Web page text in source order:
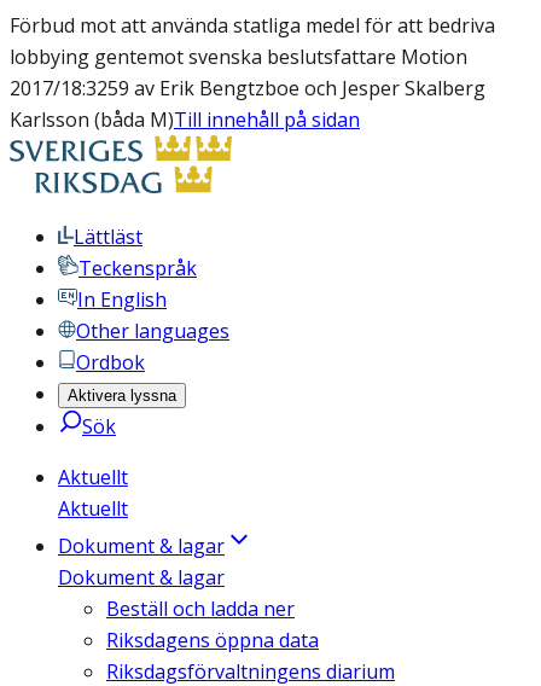
Förbud mot att använda statliga medel för att bedriva
lobbying gentemot svenska beslutsfattare Motion
2017/18:3259 av Erik Bengtzboe och Jesper Skalberg
Karlsson (båda M)Till innehåll på sidan
Lättläst
Teckenspråk
In English
Other languages
Ordbok
Aktivera lyssna
Sök
Aktuellt
Aktuellt
Dokument & lagar
Dokument & lagar
Beställ och ladda ner
Riksdagens öppna data
Riksdagsförvaltningens diarium